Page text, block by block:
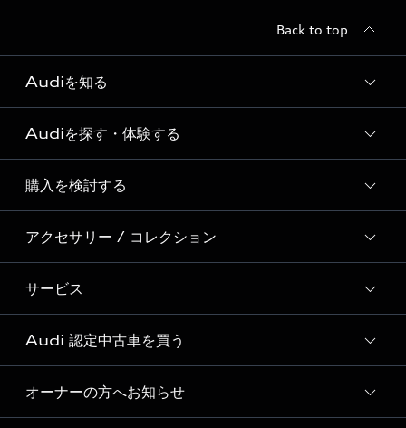
Back to top
Audiを知る
Audi ブランド
Story of Progress
Audi Sport
Formula 1®
デジタルサービス
Audiを探す・体験する
ディーラー検索
新車在庫検索
試乗車・展示車検索
見積り依頼
試乗予約
購入を検討する
モデル一覧
特別仕様モデル / 限定モデル
e-tronラインアップ
価格シミュレーション
車両比較
アクセサリー / コレクション
純正アクセサリー
オンラインショップ
Audi collection
アウディナビアプリ
サービス
サービス入庫予約
サービスプログラム
メンテナンス
Audi 認定中古車を買う
Audi認定中古車
オーナーの方へお知らせ